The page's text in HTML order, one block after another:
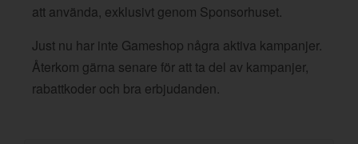
att använda, exklusivt genom Sponsorhuset.
Just nu har inte Gameshop några aktiva kampanjer.
Återkom gärna senare för att ta del av kampanjer,
rabattkoder och bra erbjudanden.